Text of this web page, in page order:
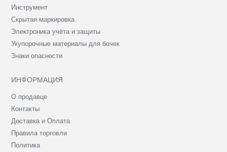
Инструмент
Скрытая маркировка
Электроника учёта и защиты
Укупорочные материалы для бочек
Знаки опасности
ИНФОРМАЦИЯ
О продавце
Контакты
Доставка и Оплата
Правила торговли
Политика